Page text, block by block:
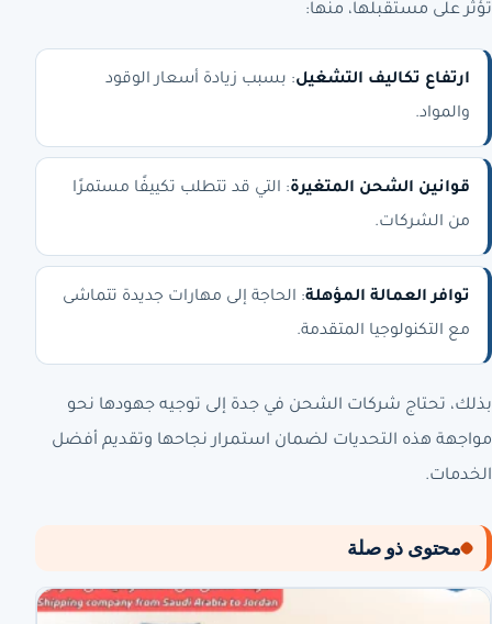
تؤثر على مستقبلها، منها:
ارتفاع تكاليف التشغيل: بسبب زيادة أسعار الوقود
والمواد.
قوانين الشحن المتغيرة: التي قد تتطلب تكييفًا مستمرًا
من الشركات.
توافر العمالة المؤهلة: الحاجة إلى مهارات جديدة تتماشى
مع التكنولوجيا المتقدمة.
بذلك، تحتاج شركات الشحن في جدة إلى توجيه جهودها نحو
مواجهة هذه التحديات لضمان استمرار نجاحها وتقديم أفضل
الخدمات.
محتوى ذو صلة